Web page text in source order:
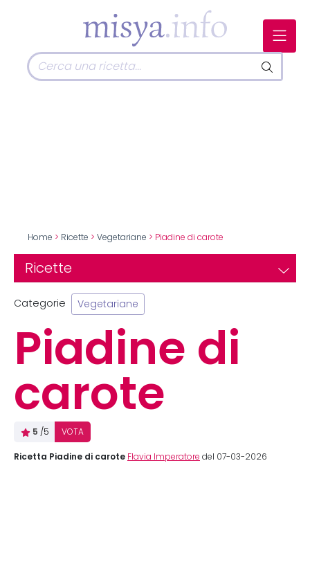
Home > Ricette > Vegetariane > Piadine di carote
Ricette
Categorie Vegetariane
Piadine di
carote
5 /5 VOTA
Ricetta Piadine di carote Flavia Imperatore del 07-03-2026